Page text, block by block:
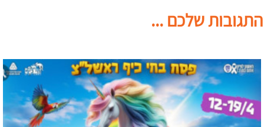
התגובות שלכם ...